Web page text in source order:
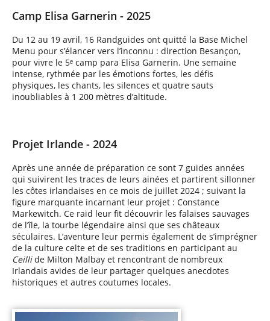
Camp Elisa Garnerin - 2025
Du 12 au 19 avril, 16 Randguides ont quitté la Base Michel
Menu pour s’élancer vers l’inconnu : direction Besançon,
pour vivre le 5ᵉ camp para Elisa Garnerin. Une semaine
intense, rythmée par les émotions fortes, les défis
physiques, les chants, les silences et quatre sauts
inoubliables à 1 200 mètres d’altitude.
Projet Irlande - 2024
Après une année de préparation ce sont 7 guides années
qui suivirent les traces de leurs ainées et partirent sillonner
les côtes irlandaises en ce mois de juillet 2024 ; suivant la
figure marquante incarnant leur projet : Constance
Markewitch. Ce raid leur fit découvrir les falaises sauvages
de l’île, la tourbe légendaire ainsi que ses châteaux
séculaires. L’aventure leur permis également de s’imprégner
de la culture celte et de ses traditions en participant au
Ceillide Milton Malbay et rencontrant de nombreux
Irlandais avides de leur partager quelques anecdotes
historiques et autres coutumes locales.